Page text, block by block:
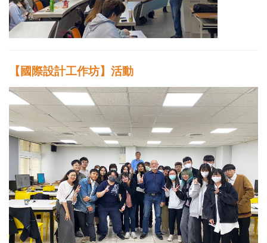
【國際設計工作坊】活動